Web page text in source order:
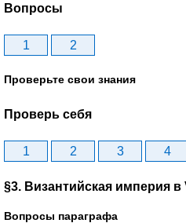
Вопросы
1 2
Проверьте свои знания
Проверь себя
1 2 3 4
§3. Византийская империя в
Вопросы параграфа